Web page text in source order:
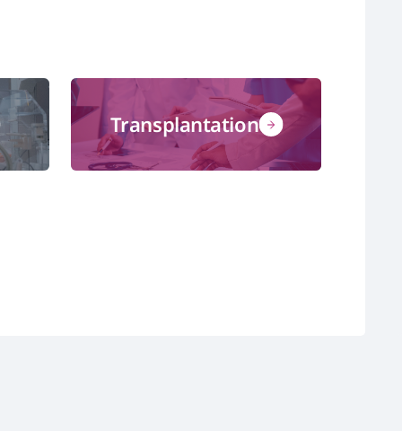
Transplantation